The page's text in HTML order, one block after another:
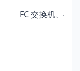
FC 交换机、存